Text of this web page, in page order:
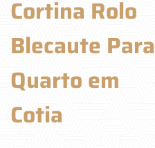
Cortina Rolo
Blecaute Para
Quarto em
Cotia